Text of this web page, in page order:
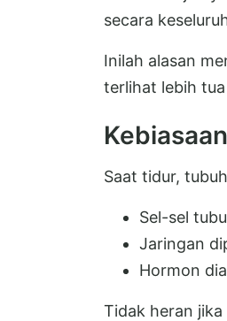
secara
Inilah alasan
terlihat lebih
Saat tidur,
Sel-sel
Jaringan
Hormon
Tidak heran